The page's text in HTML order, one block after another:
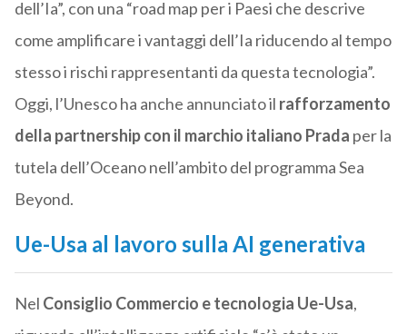
dell’Ia”, con una “road map per i Paesi che descrive
come amplificare i vantaggi dell’Ia riducendo al tempo
stesso i rischi rappresentanti da questa tecnologia”.
Oggi, l’Unesco ha anche annunciato il rafforzamento
della partnership con il marchio italiano Prada per la
tutela dell’Oceano nell’ambito del programma Sea
Beyond.
Ue-Usa al lavoro sulla AI generativa
Nel Consiglio Commercio e tecnologia Ue-Usa,